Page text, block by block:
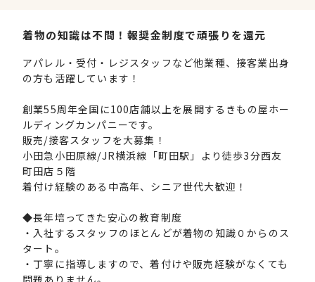
着物の知識は不問！報奨金制度で頑張りを還元
アパレル・受付・レジスタッフなど他業種、接客業出身
の方も活躍しています！
創業55周年全国に100店舗以上を展開するきもの屋ホー
ルディングカンパニーです。
販売/接客スタッフを大募集！
小田急小田原線/JR横浜線「町田駅」より徒歩3分西友
町田店５階
着付け経験のある中高年、シニア世代大歓迎！
◆長年培ってきた安心の教育制度
・入社するスタッフのほとんどが着物の知識０からのス
タート。
・丁寧に指導しますので、着付けや販売経験がなくても